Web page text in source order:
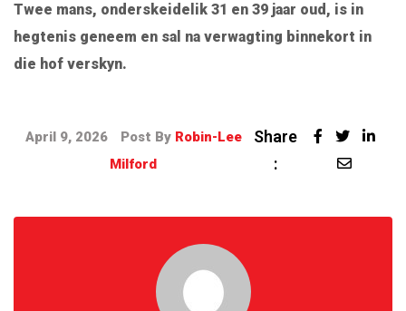
Twee mans, onderskeidelik 31 en 39 jaar oud, is in
hegtenis geneem en sal na verwagting binnekort in
die hof verskyn.
April 9, 2026 Post By Robin-Lee
Milford
Share
: